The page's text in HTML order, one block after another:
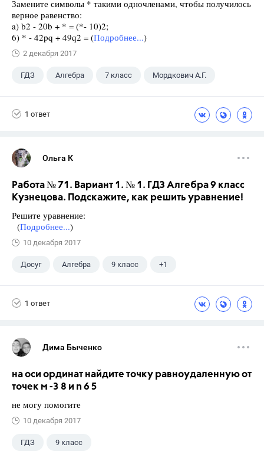
Замените символы * такими одночленами, чтобы получилось
верное равенство:
a) b2 - 20b + * = (*- 10)2;
6) * - 42pq + 49q2 = (Подробнее...)
2 декабря 2017
ГДЗ Алгебра 7 класс Мордкович А.Г.
1 ответ
Ольга К
Работа № 71. Вариант 1. № 1. ГДЗ Алгебра 9 класс
Кузнецова. Подскажите, как решить уравнение!
Решите уравнение:
(Подробнее...)
10 декабря 2017
Досуг Алгебра 9 класс +1
1 ответ
Дима Быченко
на оси ординат найдите точку равноудаленную от
точек м -3 8 и n 6 5
не могу помогите
10 декабря 2017
ГДЗ 9 класс